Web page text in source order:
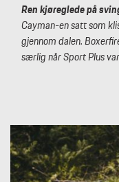
Ren kjøreglede på
Cayman-en satt som
gjennom dalen.
særlig når Sport Plus